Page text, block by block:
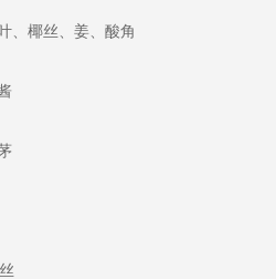
椰丝、姜、酸角